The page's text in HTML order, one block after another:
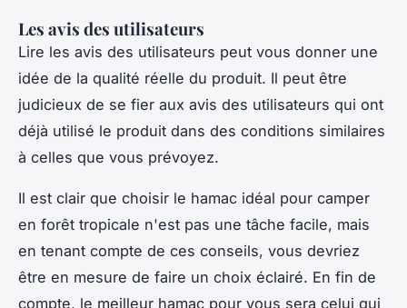
Les avis des utilisateurs
Lire les avis des utilisateurs peut vous donner une
idée de la qualité réelle du produit. Il peut être
judicieux de se fier aux avis des utilisateurs qui ont
déjà utilisé le produit dans des conditions similaires
à celles que vous prévoyez.
Il est clair que choisir le hamac idéal pour camper
en forêt tropicale n'est pas une tâche facile, mais
en tenant compte de ces conseils, vous devriez
être en mesure de faire un choix éclairé. En fin de
compte, le meilleur hamac pour vous sera celui qui